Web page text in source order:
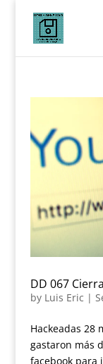
DD 067
by Luis Eric |
Hackeadas 28
gastaron más
facebook para